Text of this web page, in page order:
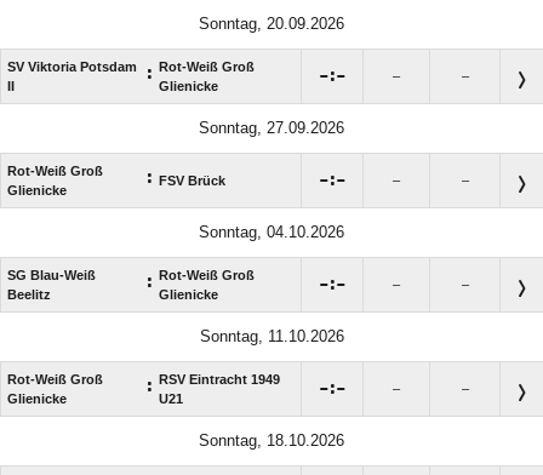
Sonntag, 20.09.2026
SV Viktoria Potsdam
:
Rot-Weiß Groß
Glienicke
: – –
Sonntag, 27.09.2026
Rot-Weiß Groß
Glienicke
: FSV Brück : – –
Sonntag, 04.10.2026
SG Blau-Weiß
Beelitz
:
Rot-Weiß Groß
Glienicke
: – –
Sonntag, 11.10.2026
Rot-Weiß Groß
Glienicke
:
RSV Eintracht 1949
U21
: – –
Sonntag, 18.10.2026